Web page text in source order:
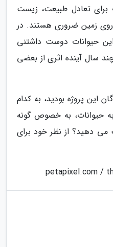
برای تعادل طبیعت، زیست
زمین ضروری هستند. در
حیوانات دوست داشتنی
سال آینده اثری از بعضی
این پروژه بودید، به کدام
حیوانات، به خصوص گونه
دهید؟ از نظر خود برای